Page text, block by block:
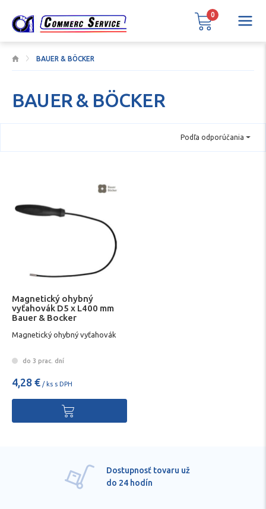
BAUER & BÖCKER
BAUER & BÖCKER
Podľa odporúčania
Magnetický ohybný
vyťahovák D5 x L400 mm
Bauer & Bocker
Magnetický ohybný vyťahovák
do 3 prac. dní
4,28 € / ks s DPH
Dostupnosť tovaru už
do 24 hodín
0